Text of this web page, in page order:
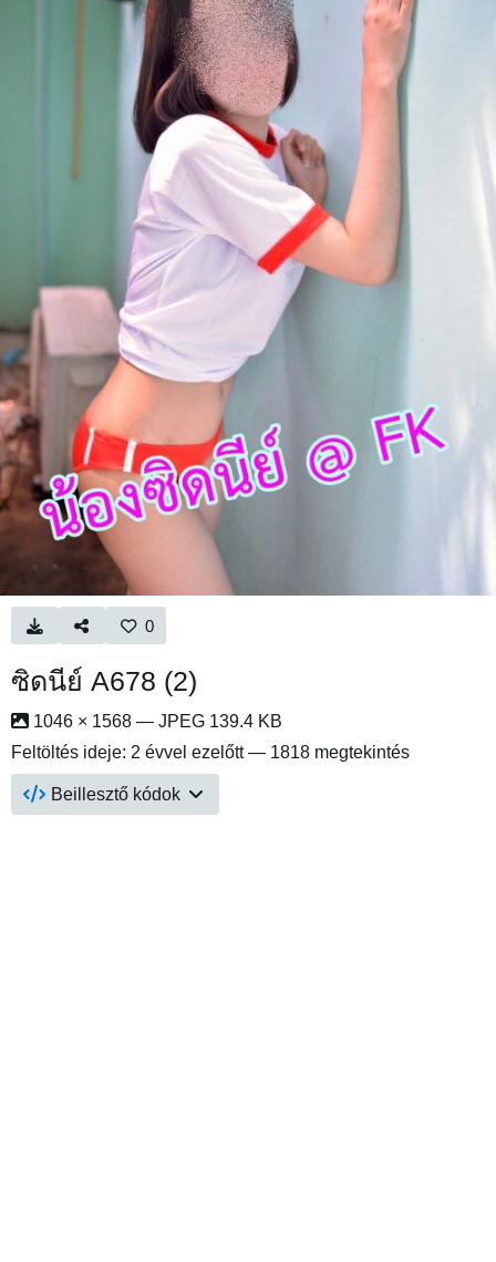
0
ซิดนีย์ A678 (2)
1046 × 1568 — JPEG 139.4 KB
Feltöltés ideje: 2 évvel ezelőtt— 1818 megtekintés
Beillesztő kódok